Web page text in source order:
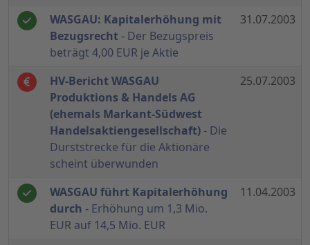
WASGAU: Kapitalerhöhung mit
Bezugsrecht- Der Bezugspreis
beträgt 4,00 EUR je Aktie
31.07.2003
HV-Bericht WASGAU
Produktions & Handels AG
(ehemals Markant-Südwest
Handelsaktiengesellschaft) - Die
Durststrecke für die Aktionäre
scheint überwunden
25.07.2003
WASGAU führt Kapitalerhöhung
durch - Erhöhung um 1,3 Mio.
EUR auf 14,5 Mio. EUR
11.04.2003